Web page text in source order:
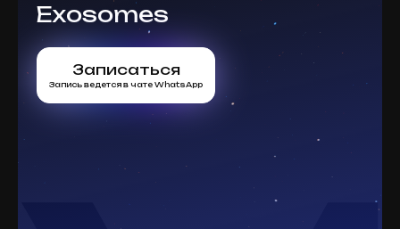
Exosomes
Записаться
Запись ведется в чате WhatsApp